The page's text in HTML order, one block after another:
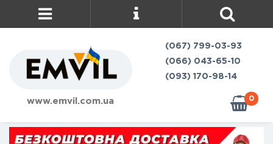
www.emvil.com.ua
(067) 799-03-93
(066) 043-65-10
(093) 170-98-14
0